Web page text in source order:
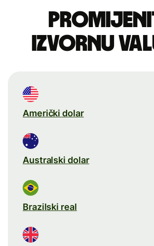
izvornu
Američki dolar
Australski dolar
Brazilski real